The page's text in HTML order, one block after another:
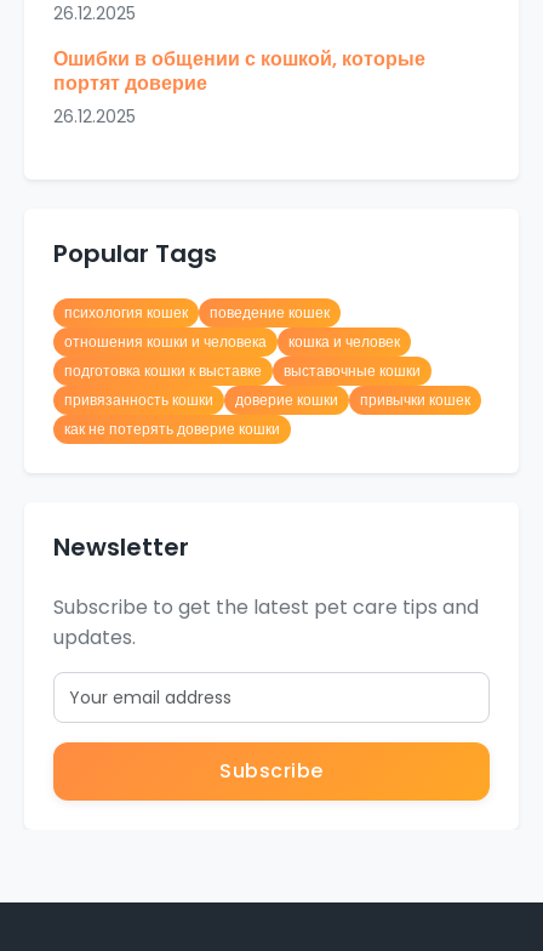
26.12.2025
Ошибки в общении с кошкой, которые
портят доверие
26.12.2025
Popular Tags
психология кошек
поведение кошек
отношения кошки и человека
кошка и человек
подготовка кошки к выставке
выставочные кошки
привязанность кошки
доверие кошки
привычки кошек
как не потерять доверие кошки
Newsletter
Subscribe to get the latest pet care tips and
updates.
Subscribe